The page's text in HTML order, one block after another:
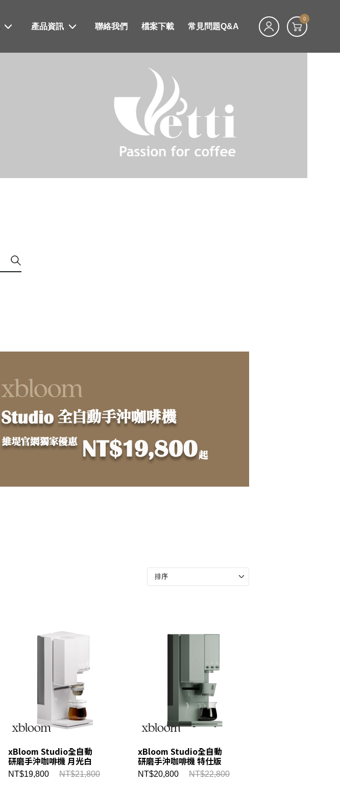
0
產品資訊 聯絡我們 檔案下載 常見問題Q&A
xBloom Studio全自動
研磨手沖咖啡機 月光白
NT$19,800 NT$21,800
xBloom Studio全自動
研磨手沖咖啡機 特仕版
NT$20,800 NT$22,800